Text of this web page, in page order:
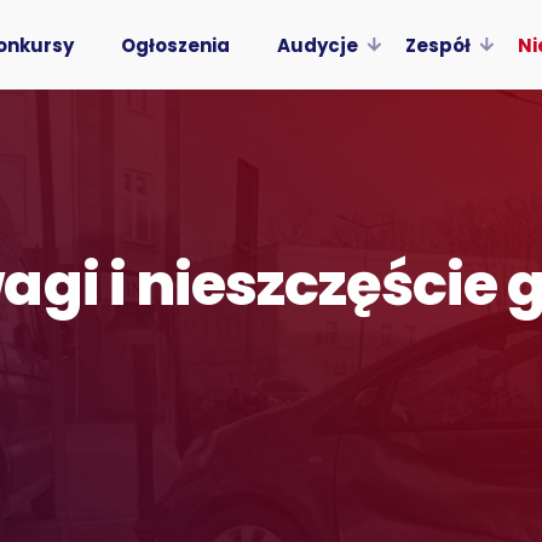
Ogłoszenia Audycje Zespół
i nieszczęście